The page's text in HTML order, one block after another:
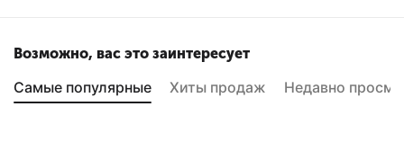
Возможно, вас это заинтересует
Самые популярные Хиты продаж Недавно